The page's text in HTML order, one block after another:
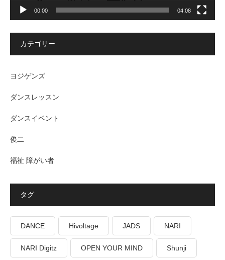
00:00 04:08
カテゴリー
ヨジゲンズ
ダンスレッスン
ダンスイベント
俊二
福祉 障がい者
タグ
DANCE Hivoltage JADS NARI
NARI Digitz OPEN YOUR MIND Shunji